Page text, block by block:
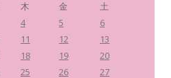
木 金 土
4 5
6
11 12
13
18 19
20
25 26
27